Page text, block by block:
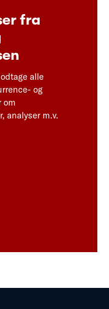
fra
alle
og
om
analyser m.v.